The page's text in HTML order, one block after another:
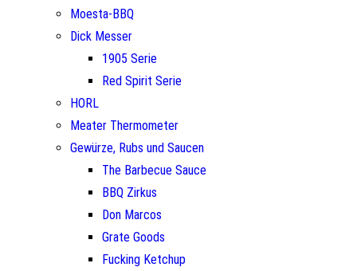
Moesta-BBQ
Dick Messer
1905 Serie
Red Spirit Serie
HORL
Meater Thermometer
Gewürze, Rubs und Saucen
The Barbecue Sauce
BBQ Zirkus
Don Marcos
Grate Goods
Fucking Ketchup